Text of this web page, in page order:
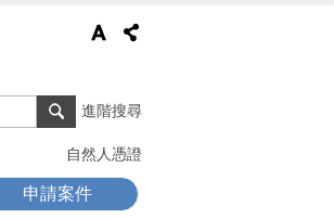
進階搜尋
自然人憑證
申請案件